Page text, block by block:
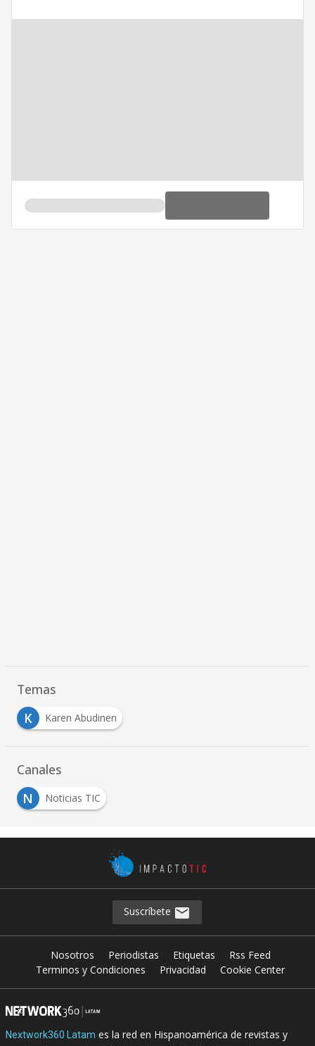
Temas
K
Karen Abudinen
Canales
N
Noticias TIC
Suscríbete
Nosotros Periodistas Etiquetas
Rss Feed
Terminos y Condiciones
Privacidad Cookie Center
Nextwork360 Latam es la red en Hispanoamérica de revistas y